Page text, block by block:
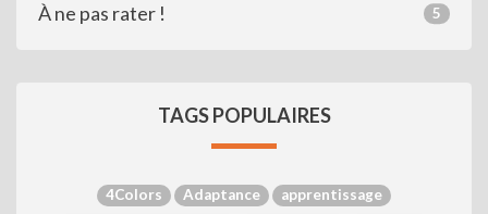
À ne pas rater ! 5
TAGS POPULAIRES
4Colors Adaptance
apprentissage